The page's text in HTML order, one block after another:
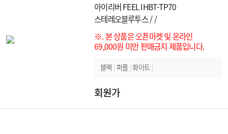
아이리버 FEEL IHBT-TP70
스테레오블루투스 / /
※. 본 상품은 오픈마켓 및 온라인
69,000원 미만 판매금지 제품입니다.
블랙 | 퍼플 |화이트 |
회원가